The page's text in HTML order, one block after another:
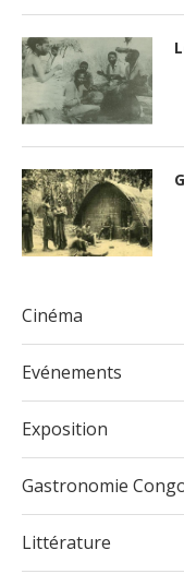
Cinéma
Evénements
Exposition
Gastronomie
Littérature